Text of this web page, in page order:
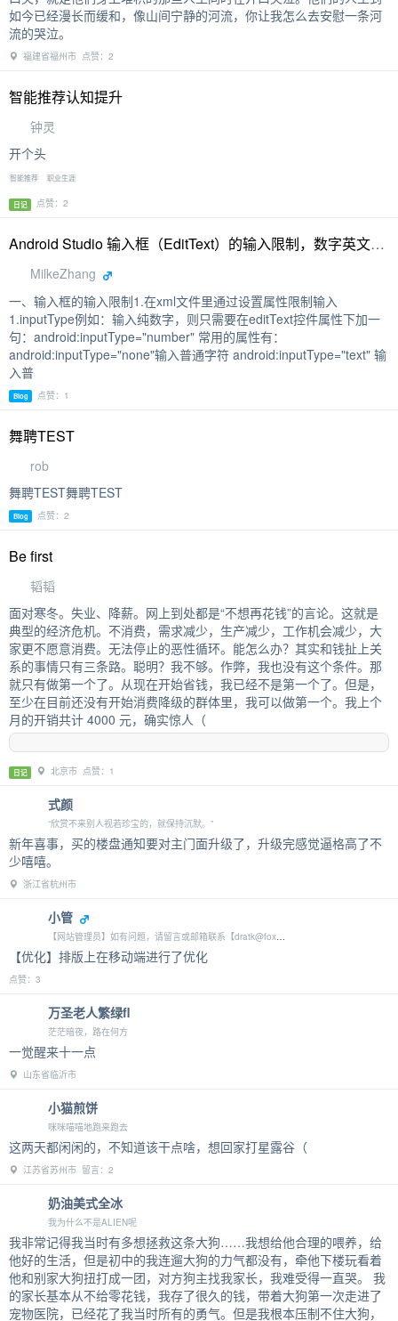
如今已经漫长而缓和，像山间宁静的河流，你让我怎么去安慰一条河
流的哭泣。
福建省福州市 点赞：2
智能推荐认知提升
钟灵
开个头
智能推荐 职业生涯
日记 点赞：2
Android Studio 输入框（EditText）的输入限制，数字英文邮箱
MilkeZhang
一、输入框的输入限制1.在xml文件里通过设置属性限制输入
1.inputType例如：输入纯数字，则只需要在editText控件属性下加一
句：android:inputType="number" 常用的属性有：
android:inputType="none"输入普通字符 android:inputType="text" 输
入普
Blog 点赞：1
舞聘TEST
rob
舞聘TEST舞聘TEST
Blog 点赞：2
Be first
韬韬
面对寒冬。失业、降薪。网上到处都是“不想再花钱”的言论。这就是
典型的经济危机。不消费，需求减少，生产减少，工作机会减少，大
家更不愿意消费。无法停止的恶性循环。能怎么办？其实和钱扯上关
系的事情只有三条路。聪明？我不够。作弊，我也没有这个条件。那
就只有做第一个了。从现在开始省钱，我已经不是第一个了。但是，
至少在目前还没有开始消费降级的群体里，我可以做第一个。我上个
月的开销共计 4000 元，确实惊人（
日记
式颜
“欣赏不来别人视若珍宝的，就保持沉默。”
新年喜事，买的楼盘通知要对主门面升级了，升级完感觉逼格高了不
少嘻嘻。
小管
【网站管理员】如有问题，请留言或邮箱联系【dratk@foxmail.com】
【优化】排版上在移动端进行了优化
万圣老人繁绿fl
茫茫暗夜，路在何方
一觉醒来十一点
山东省临沂市
小猫煎饼